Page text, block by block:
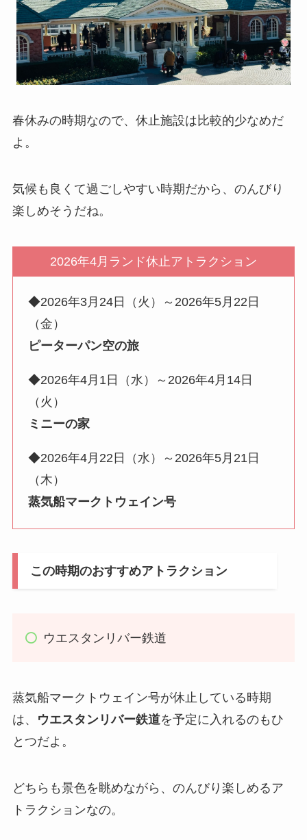
春休みの時期なので、休止施設は比較的少なめだ
よ。
気候も良くて過ごしやすい時期だから、のんびり
楽しめそうだね。
2026年4月ランド休止アトラクション
◆2026年3月24日（火）～2026年5月22日
（金）
ピーターパン空の旅
◆2026年4月1日（水）～2026年4月14日
（火）
ミニーの家
◆2026年4月22日（水）～2026年5月21日
（木）
蒸気船マークトウェイン号
この時期のおすすめアトラクション
ウエスタンリバー鉄道
蒸気船マークトウェイン号が休止している時期
は、
ウエスタンリバー鉄道を予定に入れるのもひ
とつだよ。
どちらも景色を眺めながら、のんびり楽しめるア
トラクションなの。